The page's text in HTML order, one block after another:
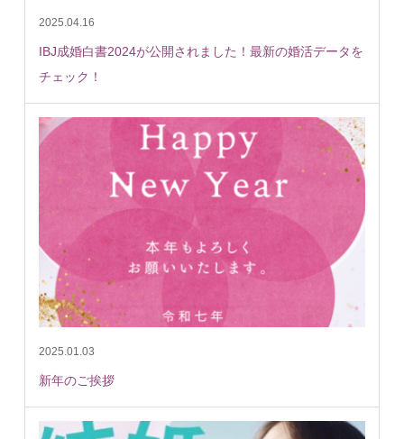
2025.04.16
IBJ成婚白書2024が公開されました！最新の婚活データを
チェック！
2025.01.03
新年のご挨拶